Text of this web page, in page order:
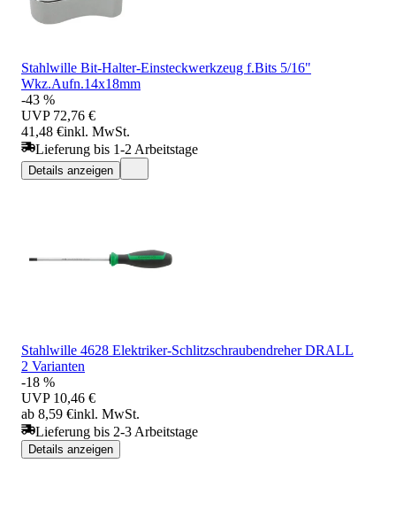
Stahlwille Bit-Halter-Einsteckwerkzeug f.Bits 5/16"
Wkz.Aufn.14x18mm
-43 %
UVP 72,76 €
41,48 €inkl. MwSt.
Lieferung bis 1-2 Arbeitstage
Details anzeigen
Stahlwille 4628 Elektriker-Schlitzschraubendreher DRALL
2 Varianten
-18 %
UVP 10,46 €
ab 8,59 €inkl. MwSt.
Lieferung bis 2-3 Arbeitstage
Details anzeigen